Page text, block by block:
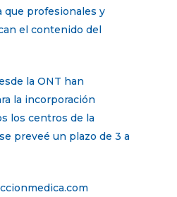
que profesionales y
el contenido del
la ONT han
la incorporación
los centros de la
preveé un plazo de 3 a